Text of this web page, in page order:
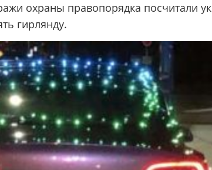
охраны правопорядка посчитали
гирлянду.